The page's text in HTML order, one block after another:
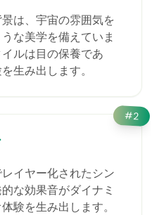
は、宇宙の雰囲気を
な美学を備えていま
ルは目の保養であ
生み出します。
#2
イヤー化されたシン
な効果音がダイナミ
験を生み出します。